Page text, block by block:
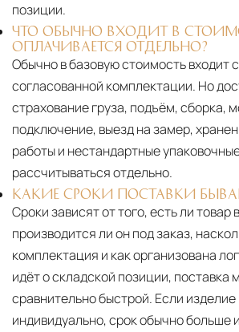
позиции.
ЧТО ОБЫЧНО ВХОДИТ В
ОПЛАЧИВАЕТСЯ ОТДЕЛЬНО?
Обычно в базовую стоимость входит
согласованной комплектации. Но
страхование груза, подъём, сборка,
подключение, выезд на замер,
работы и нестандартные
рассчитываться отдельно.
КАКИЕ СРОКИ ПОСТАВКИ
Сроки зависят от того, есть ли товар
производится ли он под заказ,
комплектация и как организована
идёт о складской позиции, поставка
сравнительно быстрой. Если изделие
индивидуально, срок обычно больше